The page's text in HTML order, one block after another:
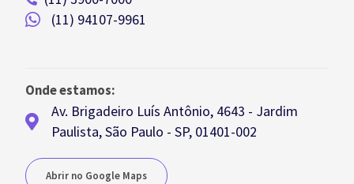
(11) 94107-9961
Onde estamos:
Av. Brigadeiro Luís Antônio, 4643 - Jardim
Paulista, São Paulo - SP, 01401-002
Abrir no Google Maps